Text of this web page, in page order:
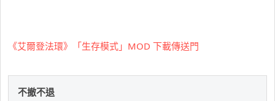
《艾爾登法環》「生存模式」MOD 下載傳送門
不撤不退